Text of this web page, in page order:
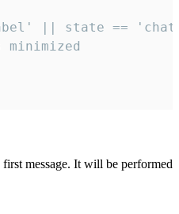
|| state ==
minimized
message. It will be performed